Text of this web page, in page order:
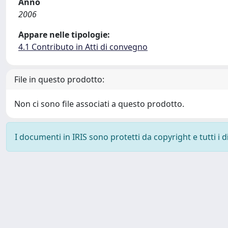
2006
Appare nelle tipologie:
4.1 Contributo in Atti di convegno
File in questo prodotto:
Non ci sono file associati a questo prodotto.
I documenti in IRIS sono protetti da copyright e tutti i